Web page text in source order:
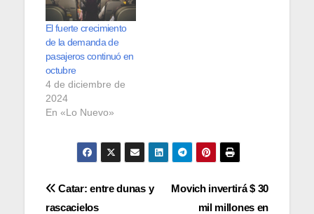
El fuerte crecimiento
de la demanda de
pasajeros continuó en
octubre
4 de diciembre de
2024
En «Lo Nuevo»
Navegación
Movich invertirá $ 30
mil millones en
Catar: entre dunas y
rascacielos